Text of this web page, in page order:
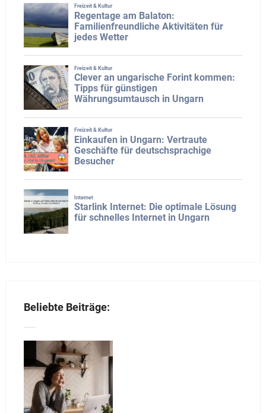
Beliebte Beiträge: